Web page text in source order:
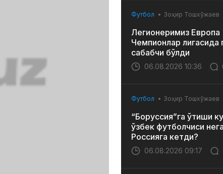
Футбол Зоҳир Тошхўжаев
Легионеримиз Европа
Чемпионлар лигасида
сабабчи бўлди
06.08.2026 10:36
Футбол Зоҳир Тошхўжаев
“Боруссия”га ўтиши
ўзбек футболчиси
Россияга кетди?
06.08.2026 09:17